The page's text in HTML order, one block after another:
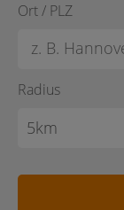
Ort / PLZ
Radius